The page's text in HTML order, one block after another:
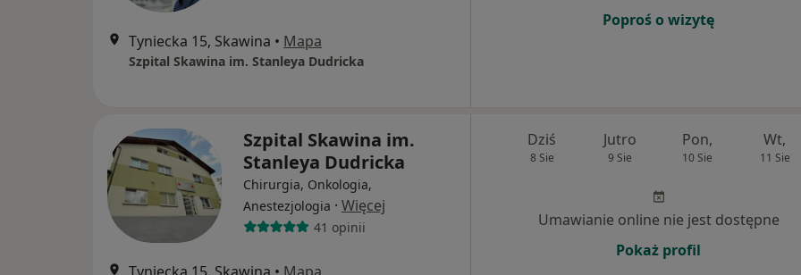
Tyniecka 15, Skawina • Mapa
Szpital Skawina im. Stanleya Dudricka
Poproś o wizytę
Szpital Skawina im.
Stanleya Dudricka
Chirurgia, Onkologia,
Anestezjologia · Więcej
41 opinii
Dziś
8 Sie
Jutro
9 Sie
Pon,
10 Sie
Wt,
11 Sie
Umawianie online nie jest dostępne
Pokaż profil